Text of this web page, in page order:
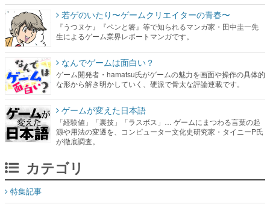
若ゲのいたり〜ゲームクリエイターの青春〜
『うつヌケ』『ペンと箸』等で知られるマンガ家・田中圭一先
生によるゲーム業界レポートマンガです。
なんでゲームは面白い？
ゲーム開発者・hamatsu氏がゲームの魅力を画面や操作の具体的
な形から解き明かしていく、硬派で骨太な評論連載です。
ゲームが変えた日本語
「経験値」「裏技」「ラスボス」… ゲームにまつわる言葉の起
源や用法の変遷を、コンピューター文化史研究家・タイニーP氏
が徹底調査。
カテゴリ
特集記事